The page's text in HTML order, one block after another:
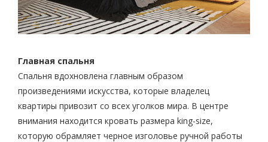
Главная спальня
Спальня вдохновлена главным образом
произведениями искусства, которые владелец
квартиры привозит со всех уголков мира. В центре
внимания находится кровать размера king-size,
которую обрамляет черное изголовье ручной работы